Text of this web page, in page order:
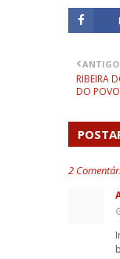
RIBEIRA
DO
2